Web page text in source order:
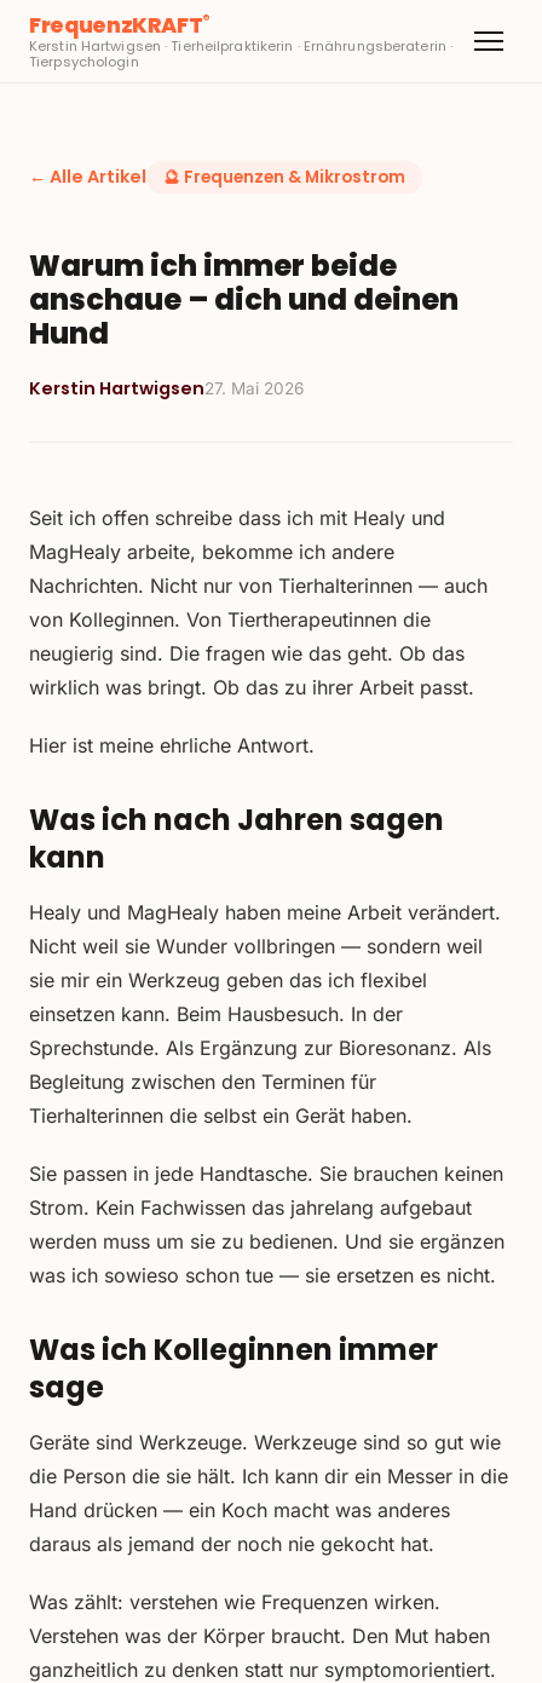
FrequenzKRAFT®
Kerstin Hartwigsen · Tierheilpraktikerin · Ernährungsberaterin ·
Tierpsychologin
← Alle Artikel 🔮 Frequenzen & Mikrostrom
Warum ich immer beide
anschaue – dich und deinen
Hund
Kerstin Hartwigsen27. Mai 2026
Seit ich offen schreibe dass ich mit Healy und
MagHealy arbeite, bekomme ich andere
Nachrichten. Nicht nur von Tierhalterinnen — auch
von Kolleginnen. Von Tiertherapeutinnen die
neugierig sind. Die fragen wie das geht. Ob das
wirklich was bringt. Ob das zu ihrer Arbeit passt.
Hier ist meine ehrliche Antwort.
Was ich nach Jahren sagen
kann
Healy und MagHealy haben meine Arbeit verändert.
Nicht weil sie Wunder vollbringen — sondern weil
sie mir ein Werkzeug geben das ich flexibel
einsetzen kann. Beim Hausbesuch. In der
Sprechstunde. Als Ergänzung zur Bioresonanz. Als
Begleitung zwischen den Terminen für
Tierhalterinnen die selbst ein Gerät haben.
Sie passen in jede Handtasche. Sie brauchen keinen
Strom. Kein Fachwissen das jahrelang aufgebaut
werden muss um sie zu bedienen. Und sie ergänzen
was ich sowieso schon tue — sie ersetzen es nicht.
Was ich Kolleginnen immer
sage
Geräte sind Werkzeuge. Werkzeuge sind so gut wie
die Person die sie hält. Ich kann dir ein Messer in die
Hand drücken — ein Koch macht was anderes
daraus als jemand der noch nie gekocht hat.
Was zählt: verstehen wie Frequenzen wirken.
Verstehen was der Körper braucht. Den Mut haben
ganzheitlich zu denken statt nur symptom­orientiert.